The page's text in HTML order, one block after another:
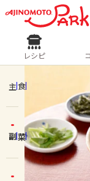
ロ
ホーム
コンテ
レシピ
人気の食材
きゅうり
ピーマン
レシピ
主食
副菜